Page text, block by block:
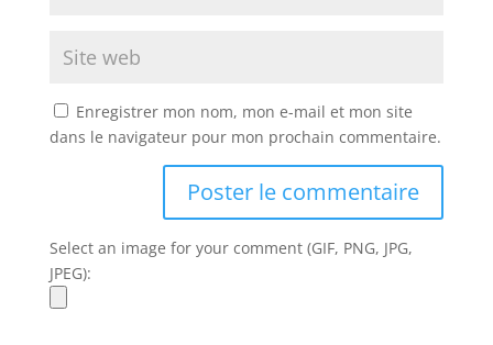
Enregistrer mon nom, mon e-mail et mon site
dans le navigateur pour mon prochain commentaire.
Select an image for your comment (GIF, PNG, JPG,
JPEG):